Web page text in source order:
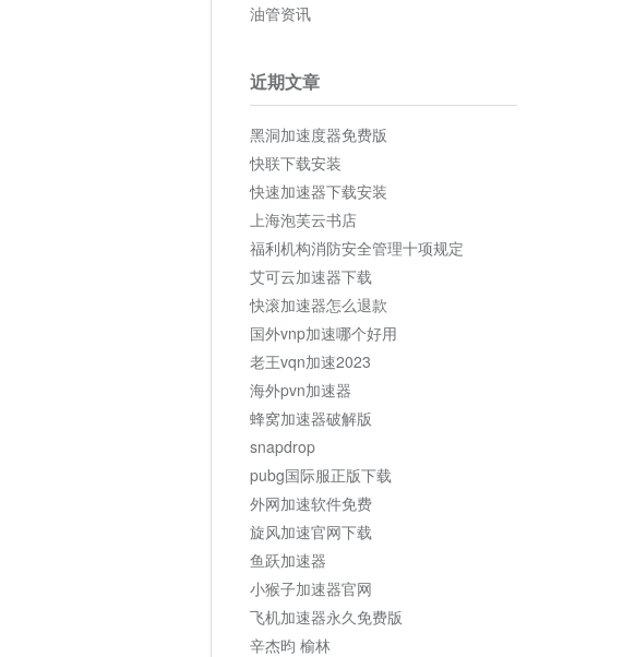
油管资讯
近期文章
黑洞加速度器免费版
快联下载安装
快速加速器下载安装
上海泡芙云书店
福利机构消防安全管理十项规定
艾可云加速器下载
快滚加速器怎么退款
国外vnp加速哪个好用
老王vqn加速2023
海外pvn加速器
蜂窝加速器破解版
snapdrop
pubg国际服正版下载
外网加速软件免费
旋风加速官网下载
鱼跃加速器
小猴子加速器官网
飞机加速器永久免费版
辛杰昀 榆林